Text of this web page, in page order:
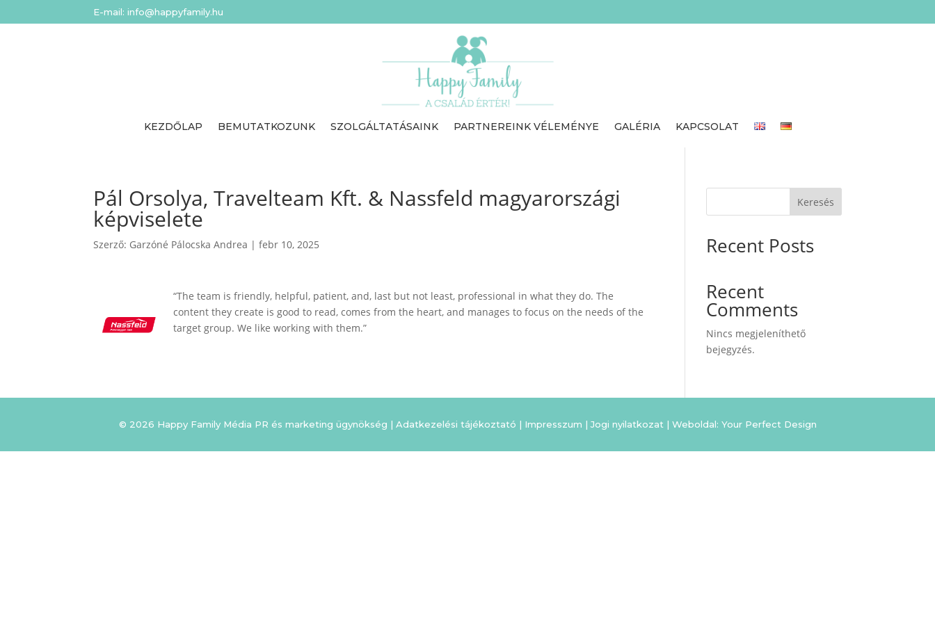
E-mail: info@happyfamily.hu
KEZDŐLAP BEMUTATKOZUNK SZOLGÁLTATÁSAINK PARTNEREINK VÉLEMÉNYE GALÉRIA KAPCSOLAT
Pál Orsolya, Travelteam Kft. & Nassfeld magyarországi
képviselete
Szerző: Garzóné Pálocska Andrea |febr 10, 2025
“The team is friendly, helpful, patient, and, last but not least, professional in what they do. The
content they create is good to read, comes from the heart, and manages to focus on the needs of the
target group. We like working with them.”
Keresés
Recent Posts
Recent
Comments
Nincs megjeleníthető
bejegyzés.
© 2026 Happy Family Média PR és marketing ügynökség | Adatkezelési tájékoztató | Impresszum |Jogi nyilatkozat | Weboldal: Your Perfect Design